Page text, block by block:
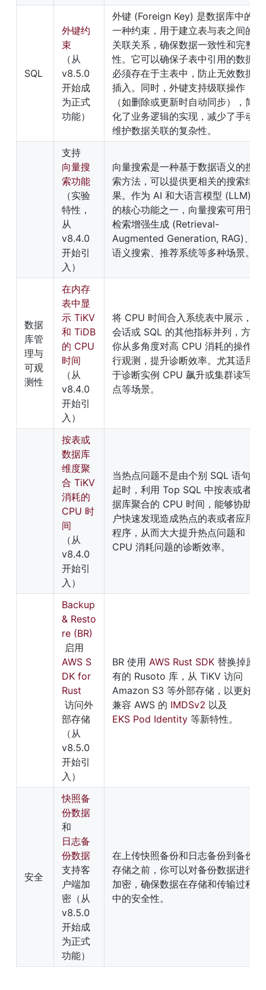
SQL
外键约
束
（从
v8.5.0
开始成
为正式
功能）
外键 (Foreign Key) 是数据库中的
一种约束，用于建立表与表之间的
关联关系，确保数据一致性和完整
性。它可以确保子表中引用的数据
必须存在于主表中，防止无效数据
插入。同时，外键支持级联操作
（如删除或更新时自动同步），简
化了业务逻辑的实现，减少了手动
维护数据关联的复杂性。
支持
向量搜
索功能
（实验
特性，
从
v8.4.0
开始引
入）
向量搜索是一种基于数据语义的搜
索方法，可以提供更相关的搜索结
果。作为 AI 和大语言模型 (LLM)
的核心功能之一，向量搜索可用于
检索增强生成 (Retrieval-
Augmented Generation, RAG)、
语义搜索、推荐系统等多种场景。
数据
库管
理与
可观
测性
在内存
表中显
示 TiKV
和 TiDB
的 CPU
时间
（从
v8.4.0
开始引
入）
将 CPU 时间合入系统表中展示，与
会话或 SQL 的其他指标并列，方便
你从多角度对高 CPU 消耗的操作进
行观测，提升诊断效率。尤其适用
于诊断实例 CPU 飙升或集群读写热
点等场景。
按表或
数据库
维度聚
合 TiKV
消耗的
CPU 时
间
（从
v8.4.0
开始引
入）
当热点问题不是由个别 SQL 语句引
起时，利用 Top SQL 中按表或者数
据库聚合的 CPU 时间，能够协助用
户快速发现造成热点的表或者应用
程序，从而大大提升热点问题和
CPU 消耗问题的诊断效率。
Backup
& Resto
re (BR)
启用
AWS S
DK for
Rust
访问外
部存储
（从
v8.5.0
开始引
入）
BR 使用 AWS Rust SDK 替换掉原
有的 Rusoto 库，从 TiKV 访问
Amazon S3 等外部存储，以更好地
兼容 AWS 的 IMDSv2 以及
EKS Pod Identity 等新特性。
安全
快照备
份数据
和
日志备
份数据
支持客
户端加
密（从
v8.5.0
开始成
为正式
功能）
在上传快照备份和日志备份到备份
存储之前，你可以对备份数据进行
加密，确保数据在存储和传输过程
中的安全性。